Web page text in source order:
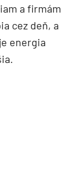
a firmám
cez deň, a
energia